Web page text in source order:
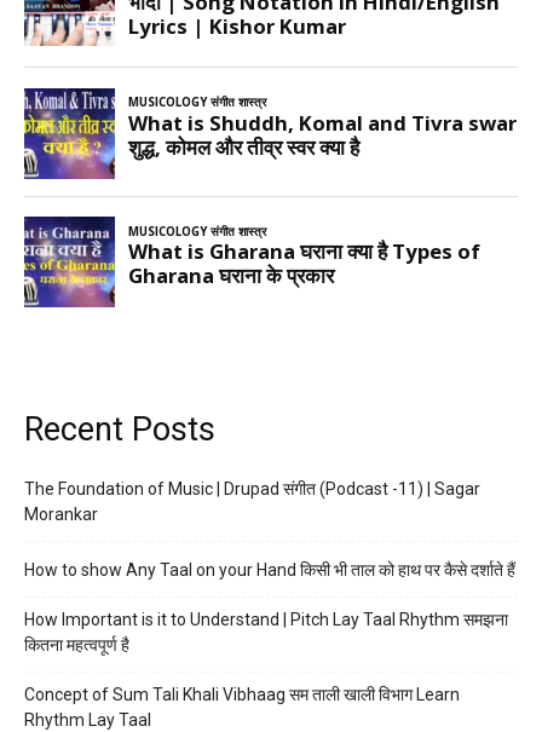
Recent Posts
The Foundation of Music | Drupad संगीत (Podcast -11) | Sagar
Morankar
How to show Any Taal on your Hand किसी भी ताल को हाथ पर कैसे दर्शाते हैं
How Important is it to Understand | Pitch Lay Taal Rhythm समझना
कितना महत्वपूर्ण है
Concept of Sum Tali Khali Vibhaag सम ताली खाली विभाग Learn
Rhythm Lay Taal